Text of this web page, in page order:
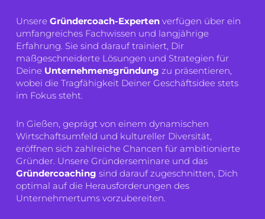
UnsereGründercoach-Experten verfügen über ein
umfangreiches Fachwissen und langjährige
Erfahrung. Sie sind darauf trainiert, Dir
maßgeschneiderte Lösungen und Strategien für
Deine Unternehmensgründung zu präsentieren,
wobei die Tragfähigkeit Deiner Geschäftsidee stets
im Fokus steht.
In Gießen, geprägt von einem dynamischen
Wirtschaftsumfeld und kultureller Diversität,
eröffnen sich zahlreiche Chancen für ambitionierte
Gründer. Unsere Gründerseminare und das
Gründercoaching sind darauf zugeschnitten, Dich
optimal auf die Herausforderungen des
Unternehmertums vorzubereiten.